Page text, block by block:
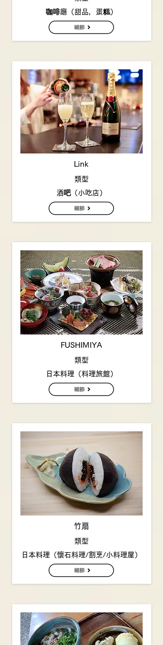
咖啡廳（甜品，蛋糕）
Link
類型
酒吧（小吃店）
FUSHIMIYA
類型
日本料理（料理旅館）
竹扇
類型
日本料理（懷石料理/割烹/小料理屋）